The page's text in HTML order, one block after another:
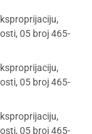
05 broj 465-
05 broj 465-
05 broj 465-